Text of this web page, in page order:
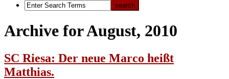
Archive for August, 2010
SC Riesa: Der neue Marco heißt
Matthias.